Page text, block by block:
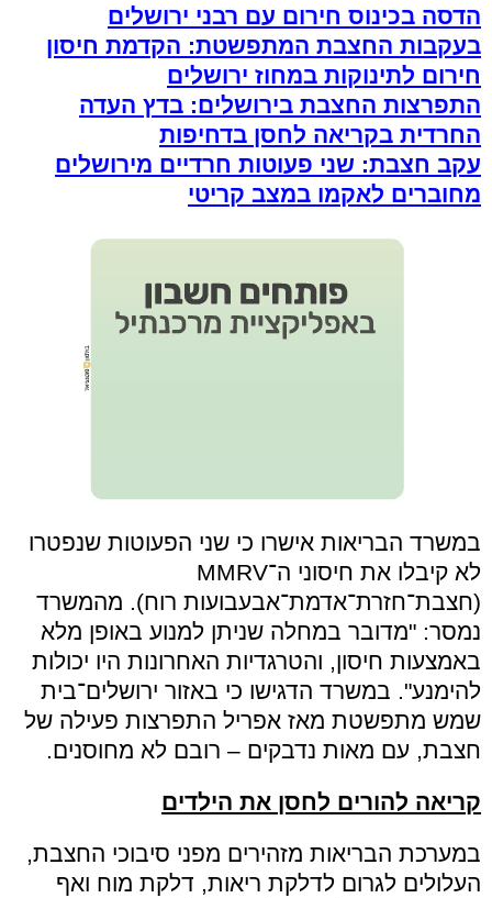
הדסה בכינוס חירום עם רבני ירושלים
בעקבות החצבת המתפשטת: הקדמת חיסון
חירום לתינוקות במחוז ירושלים
התפרצות החצבת בירושלים: בדץ העדה
החרדית בקריאה לחסן בדחיפות
עקב חצבת: שני פעוטות חרדיים מירושלים
מחוברים לאקמו במצב קריטי
במשרד הבריאות אישרו כי שני הפעוטות שנפטרו
לא קיבלו את חיסוני ה־MMRV
(חצבת־חזרת־אדמת־אבעבועות רוח). מהמשרד
נמסר: "מדובר במחלה שניתן למנוע באופן מלא
באמצעות חיסון, והטרגדיות האחרונות היו יכולות
להימנע". במשרד הדגישו כי באזור ירושלים־בית
שמש מתפשטת מאז אפריל התפרצות פעילה של
חצבת, עם מאות נדבקים – רובם לא מחוסנים.
קריאה להורים לחסן את הילדים
במערכת הבריאות מזהירים מפני סיבוכי החצבת,
העלולים לגרום לדלקת ריאות, דלקת מוח ואף